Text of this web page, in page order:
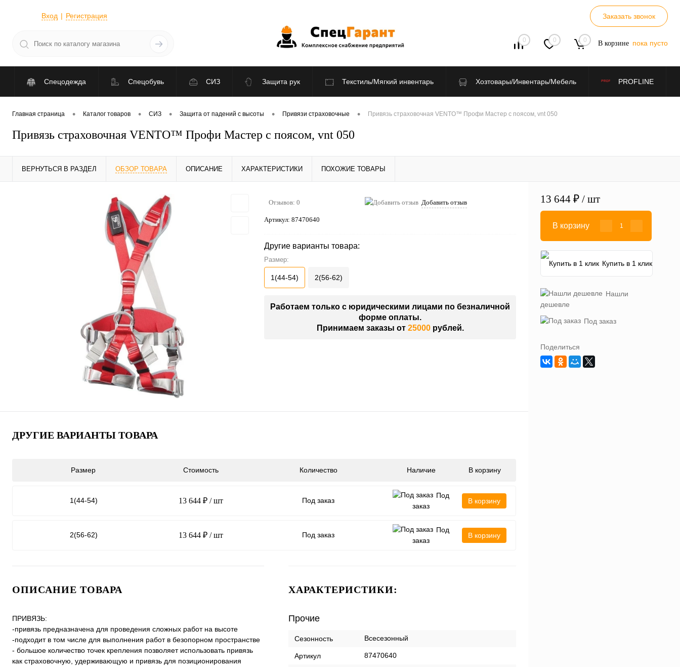
Вход Регистрация Заказать звонок
0 0 0 В корзине пока пусто
Спецодежда Спецобувь СИЗ Защита рук Текстиль/Мягкий инвентарь Хозтовары/Инвентарь/Мебель PROFLINE
По отраслям Распродажа
Главная страница • Каталог товаров • СИЗ • Защита от падений с высоты • Привязи страховочные • Привязь страховочная VENTO™ Профи Мастер с поясом, vnt 050
Привязь страховочная VENTO™ Профи Мастер с поясом, vnt 050
ВЕРНУТЬСЯ В РАЗДЕЛ ОБЗОР ТОВАРА ОПИСАНИЕ ХАРАКТЕРИСТИКИ ПОХОЖИЕ ТОВАРЫ
Отзывов: 0 Добавить отзыв
Артикул: 87470640
Другие варианты товара:
Размер:
1(44-54) 2(56-62)
Работаем только с юридическими лицами по безналичной
форме оплаты.
Принимаем заказы от 25000рублей.
ДРУГИЕ ВАРИАНТЫ ТОВАРА
Размер Стоимость Количество Наличие В корзину
1(44-54) 13 644 ₽ / шт Под заказ
Под
заказ
В корзину
2(56-62) 13 644 ₽ / шт Под заказ
Под
заказ
В корзину
ОПИСАНИЕ ТОВАРА
ПРИВЯЗЬ:
-привязь предназначена для проведения сложных работ на высоте
-подходит в том числе для выполнения работ в безопорном пространстве
- большое количество точек крепления позволяет использовать привязь
как страховочную, удерживающую и привязь для позиционирования
ХАРАКТЕРИСТИКИ:
Прочие
Сезонность Всесезонный
Артикул 87470640
13 644 ₽ / шт
В корзину
Купить в 1 клик
Нашли
дешевле
Под заказ
Поделиться